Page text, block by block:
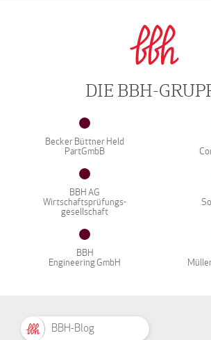
DIE BBH-
Becker Büttner Held
PartGmbB
BBH AG
Wirtschaftsprüfungs-
gesellschaft
BBH
Engineering GmbH
BBH-Blog